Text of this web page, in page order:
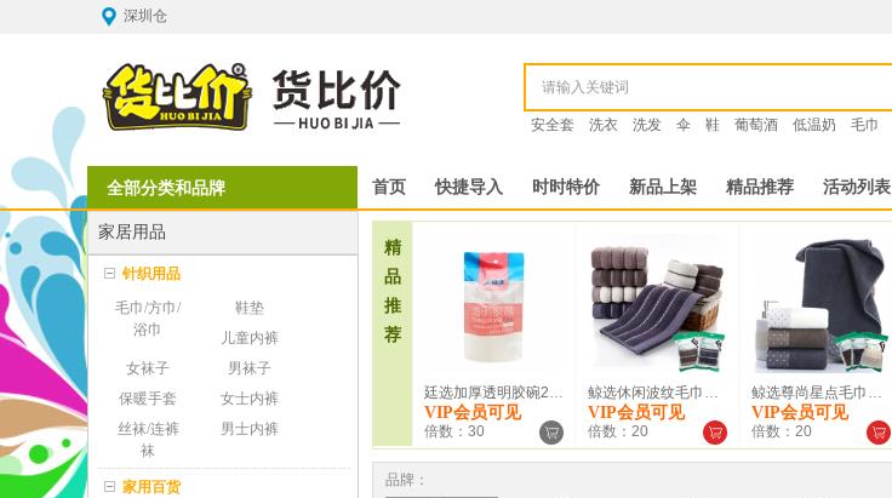
深圳仓
安全套 洗衣 洗发 伞 鞋 葡萄酒 低温奶 毛巾
全部分类和品牌 首页 快捷导入 时时特价 新品上架 精品推荐 活动列表
家居用品
针织用品
毛巾/方巾/
浴巾
鞋垫
儿童内裤
女袜子
男袜子
保暖手套
女士内裤
丝袜/连裤
袜
男士内裤
家用百货
精
品
推
荐
廷选加厚透明胶碗20只装3...
VIP会员可见
倍数：30
鲸选休闲波纹毛巾（1条装，...
VIP会员可见
倍数：20
鲸选尊尚星点毛巾（1条装，...
VIP会员可见
倍数：20
品牌：